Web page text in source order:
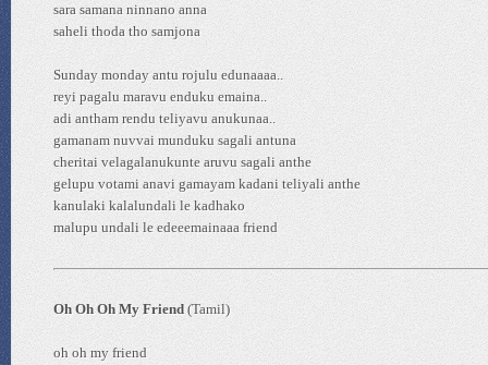
sara samana ninnano anna
saheli thoda tho samjona
Sunday monday antu rojulu edunaaaa..
reyi pagalu maravu enduku emaina..
adi antham rendu teliyavu anukunaa..
gamanam nuvvai munduku sagali antuna
cheritai velagalanukunte aruvu sagali anthe
gelupu votami anavi gamayam kadani teliyali anthe
kanulaki kalalundali le kadhako
malupu undali le edeeemainaaa friend
Oh Oh Oh My Friend (Tamil)
oh oh my friend